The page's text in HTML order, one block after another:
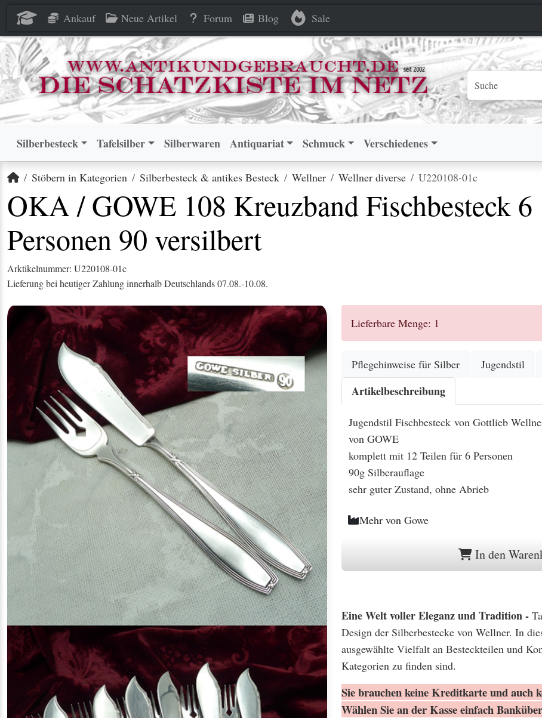
Ankauf Neue Artikel Forum Blog Sale
Silberbesteck Tafelsilber Silberwaren Antiquariat Schmuck Verschiedenes
Startseite
Stöbern in Kategorien Silberbesteck & antikes Besteck Wellner Wellner diverse U220108-01c
OKA / GOWE 108 Kreuzband Fischbesteck 6
Personen 90 versilbert
Arktikelnummer: U220108-01c
Lieferung bei heutiger Zahlung innerhalb Deutschlands 07.08.-10.08.
Lieferbare Menge: 1
Pflegehinweise für Silber Jugendstil
Artikelbeschreibung
Jugendstil Fischbesteck von Gottlieb
von GOWE
komplett mit 12 Teilen für 6 Personen
90g Silberauflage
sehr guter Zustand, ohne Abrieb
Mehr von Gowe
In den
Eine Welt voller Eleganz und Tradition -
Design der Silberbestecke von Wellner. In
ausgewählte Vielfalt an Besteckteilen und
Kategorien zu finden sind.
Sie brauchen keine Kreditkarte und auch
Wählen Sie an der Kasse einfach
OKA / GOWE 108 Kreuzband Fischbesteck 6 Personen 90 versilbert
OKA / GOWE 108 Kreuzband Fischbesteck 6 Personen 90 versilbert